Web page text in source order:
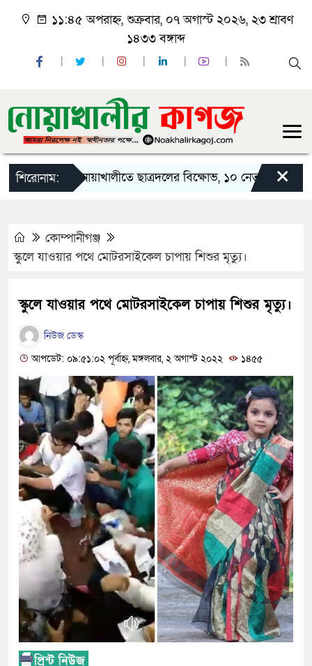
১১:৪৫ অপরাহ্ন, শুক্রবার, ০৭ অগাস্ট ২০২৬, ২৩ শ্রাবণ
১৪৩৩ বঙ্গাব্দ
শিরোনাম:নোয়াখালীতে ছাত্রদলের বিক্ষোভ, ১০ নেতার পদত্যাগ
×
কোম্পানীগঞ্জ
স্কুলে যাওয়ার পথে মোটরসাইকেল চাপায় শিশুর মৃত্যু।
স্কুলে যাওয়ার পথে মোটরসাইকেল চাপায় শিশুর মৃত্যু।
নিউজ ডেস্ক
আপডেট: ০৯:৫১:০২ পূর্বাহ্ন, মঙ্গলবার, ২ অগাস্ট ২০২২
১৪৫৫